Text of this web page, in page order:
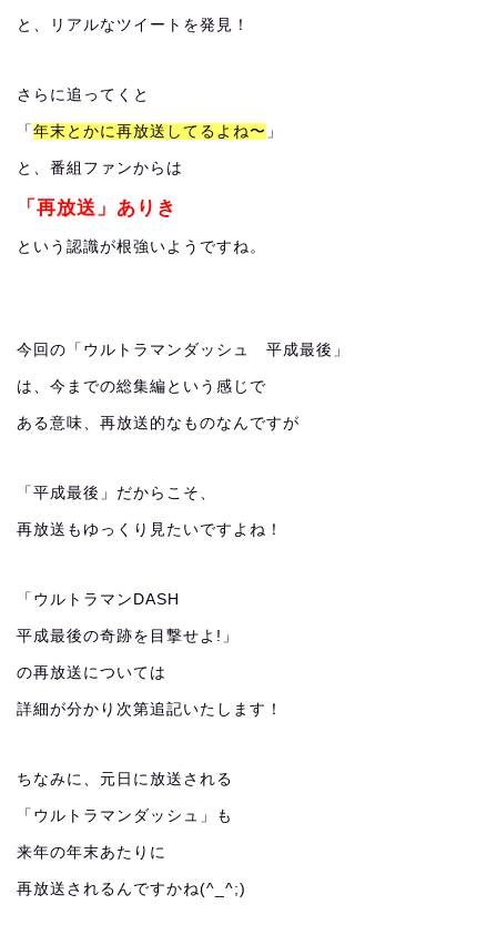
と、リアルなツイートを発見！
さらに追ってくと
「 年末とかに再放送してるよね〜 」
と、番組ファンからは
「再放送」ありき
という認識が根強いようですね。
今回の「ウルトラマンダッシュ 平成最後」
は、今までの総集編という感じで
ある意味、再放送的なものなんですが
「平成最後」だからこそ、
再放送もゆっくり見たいですよね！
「ウルトラマンDASH
平成最後の奇跡を目撃せよ!」
の再放送については
詳細が分かり次第追記いたします！
ちなみに、元日に放送される
「ウルトラマンダッシュ」も
来年の年末あたりに
再放送されるんですかね(^_^;)